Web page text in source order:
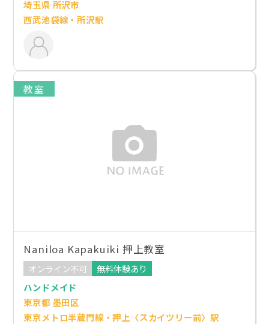
埼玉県 所沢市
西武池袋線・所沢駅
教室
Naniloa Kapakuiki 押上教室
オンライン不可
無料体験あり
ハンドメイド
東京都 墨田区
東京メトロ半蔵門線・押上〈スカイツリー前〉駅